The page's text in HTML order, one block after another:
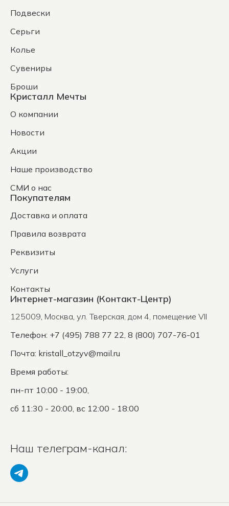
Подвески
Серьги
Колье
Сувениры
Броши
Кристалл Мечты
О компании
Новости
Акции
Наше производство
СМИ о нас
Покупателям
Доставка и оплата
Правила возврата
Реквизиты
Услуги
Контакты
Интернет-магазин (Контакт-Центр)
125009, Москва, ул. Тверская, дом 4, помещение VII
Телефон: +7 (495) 788 77 22, 8 (800) 707-76-01
Почта: kristall_otzyv@mail.ru
Время работы:
пн-пт 10:00 - 19:00,
сб 11:30 - 20:00, вс 12:00 - 18:00
Наш телеграм-канал: